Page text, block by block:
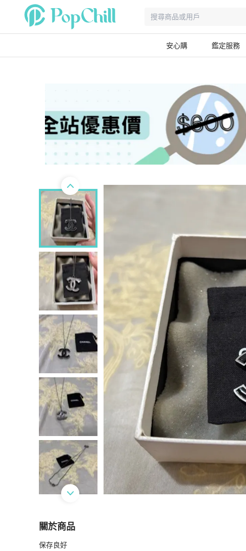
安心購 鑑定服務
關於商品
關於降價出清～CHANEL 雙面造型長/短鏈 兩戴 香奈兒長鏈
保存良好